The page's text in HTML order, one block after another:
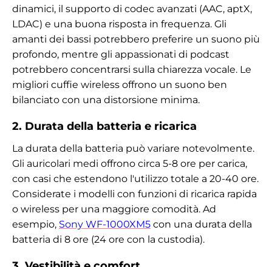
dinamici, il supporto di codec avanzati (AAC, aptX,
LDAC) e una buona risposta in frequenza. Gli
amanti dei bassi potrebbero preferire un suono più
profondo, mentre gli appassionati di podcast
potrebbero concentrarsi sulla chiarezza vocale. Le
migliori cuffie wireless offrono un suono ben
bilanciato con una distorsione minima.
2. Durata della batteria e ricarica
La durata della batteria può variare notevolmente.
Gli auricolari medi offrono circa 5-8 ore per carica,
con casi che estendono l'utilizzo totale a 20-40 ore.
Considerate i modelli con funzioni di ricarica rapida
o wireless per una maggiore comodità. Ad
esempio, Sony WF-1000XM5 con una durata della
batteria di 8 ore (24 ore con la custodia).